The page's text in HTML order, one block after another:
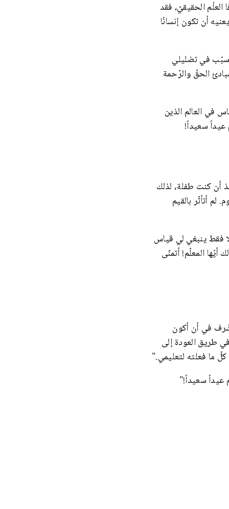
دافا لمدّة ٢٧ عامًا وأشعر أنّ الدافا العلْم الحقيقيّ، فقد
أن تكون إنسانًا
سبّب في تضليلي
الحقّ والرّحمة
في العالم الذين
عيداً سعيداً!
أن كنت طفلة، لذلك
أتأثّر بالقيم
فقط ينبغي لي قياس
المعلّم! أتمنّى
في أن أكون
طريق العودة إلى
ما فعلته لتعليمي."
عيداً سعيداً!"